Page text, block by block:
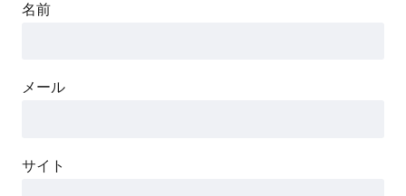
名前
メール
サイト